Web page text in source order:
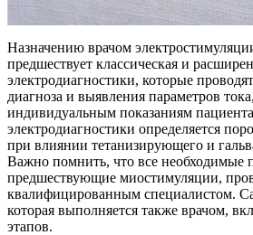
Назначению врачом
предшествует классическая и
электродиагностики, которые
диагноза и выявления параметров
индивидуальным показаниям
электродиагностики определяется
при влиянии тетанизирующего и
Важно помнить, что все необходимые
предшествующие миостимуляции,
квалифицированным специалистом.
которая выполняется также врачом,
этапов.